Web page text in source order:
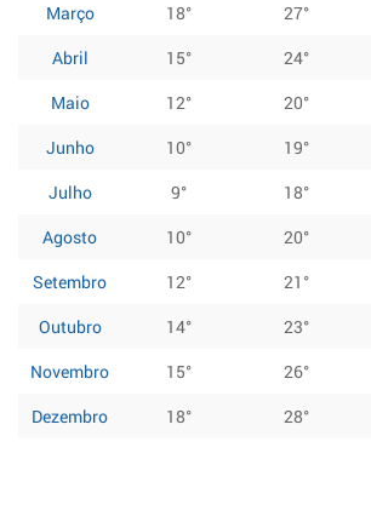
Março
18° 27°
Abril
15° 24°
Maio
12° 20°
Junho
10° 19°
Julho
9° 18°
Agosto
10° 20°
Setembro
12° 21°
Outubro
14° 23°
Novembro
15° 26°
Dezembro
18° 28°